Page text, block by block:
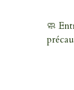
🧼